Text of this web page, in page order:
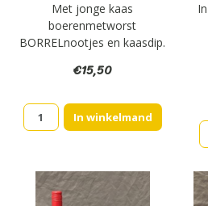
Met jonge kaas
boerenmetworst
BORRELnootjes en kaasdip.
€15,50
Geschenk
(2.)
In winkelmand